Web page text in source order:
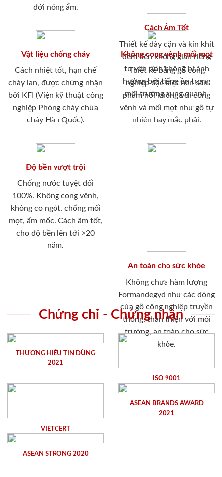
đới nóng ẩm.
Cách Âm Tốt
Thiết kế dày dặn và kín khít
đem đến không gian riêng
tư yên tĩnh không bị ảnh
hưởng bới tiếng ồn trong
môi trường xung quanh.
Vật liệu chống cháy
Cách nhiệt tốt, hạn chế
cháy lan, được chứng nhận
bởi KFI (Viện kỹ thuật công
nghiệp Phòng cháy chữa
cháy Hàn Quốc).
Không cong vênh mối mọt
Thiết kế bằng gỗ công
nghiệp đặc biệt nên sản
phẩm nói không với cong
vênh và mối mọt như gỗ tự
nhiên hay mắc phải.
Độ bền vượt trội
Chống nước tuyệt đối
100%. Không cong vênh,
không co ngót, chống mối
mọt, ẩm mốc. Cách âm tốt,
cho độ bền lên tới >20
năm.
An toàn cho sức khỏe
Không chưa hàm lượng
Formandegyd như các dòng
cửa gỗ công nghiệp truyền
thống, thân thiện với môi
trường, an toàn cho sức
khỏe.
Chứng chỉ - Chứng nhận
THƯƠNG HIỆU TIN DÙNG
2021
ISO 9001
VIETCERT
ASEAN BRANDS AWARD
2021
ASEAN STRONG 2020